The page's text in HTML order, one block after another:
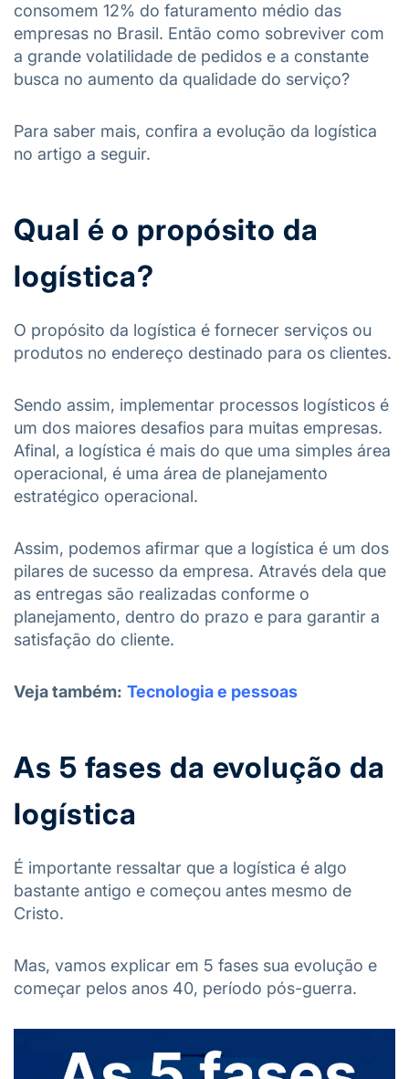
consomem 12% do faturamento médio das
empresas no Brasil. Então como sobreviver com
a grande volatilidade de pedidos e a constante
busca no aumento da qualidade do serviço?
Para saber mais, confira a evolução da logística
no artigo a seguir.
Qual é o propósito da
logística?
O propósito da logística é fornecer serviços ou
produtos no endereço destinado para os clientes.
Sendo assim, implementar processos logísticos é
um dos maiores desafios para muitas empresas.
Afinal, a logística é mais do que uma simples área
operacional, é uma área de planejamento
estratégico operacional.
Assim, podemos afirmar que a logística é um dos
pilares de sucesso da empresa. Através dela que
as entregas são realizadas conforme o
planejamento, dentro do prazo e para garantir a
satisfação do cliente.
Veja também: Tecnologia e pessoas
As 5 fases da evolução da
logística
É importante ressaltar que a logística é algo
bastante antigo e começou antes mesmo de
Cristo.
Mas, vamos explicar em 5 fases sua evolução e
começar pelos anos 40, período pós-guerra.